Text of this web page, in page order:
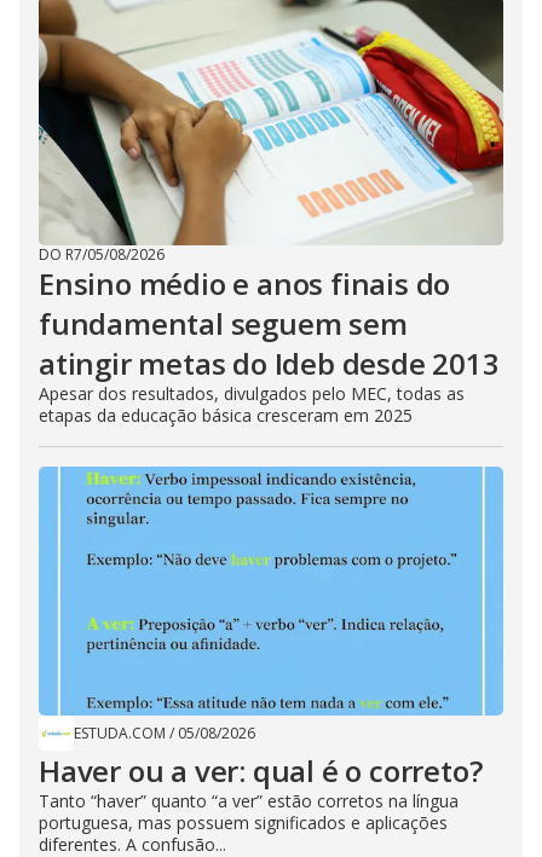
DO R7/05/08/2026
Ensino médio e anos finais do
fundamental seguem sem
atingir metas do Ideb desde 2013
Apesar dos resultados, divulgados pelo MEC, todas as
etapas da educação básica cresceram em 2025
ESTUDA.COM / 05/08/2026
Haver ou a ver: qual é o correto?
Tanto “haver” quanto “a ver” estão corretos na língua
portuguesa, mas possuem significados e aplicações
diferentes. A confusão...